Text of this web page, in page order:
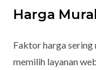
Harga
Faktor harga sering
memilih layanan